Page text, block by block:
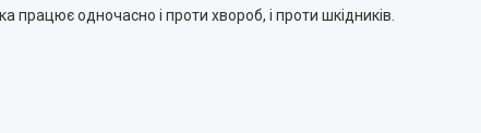
одночасно і проти хвороб, і проти шкідників.